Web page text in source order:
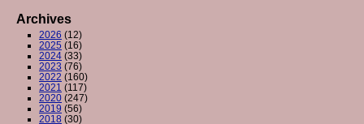
Archives
2026 (12)
2025 (16)
2024 (33)
2023 (76)
2022 (160)
2021 (117)
2020 (247)
2019 (56)
2018 (30)